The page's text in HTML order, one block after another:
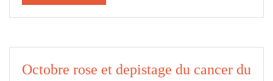
Octobre rose et depistage du cancer du